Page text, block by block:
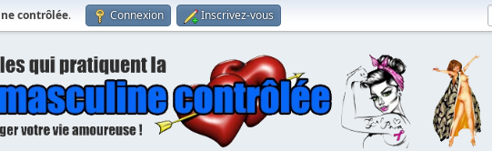
contrôlée. Connexion Inscrivez-vous